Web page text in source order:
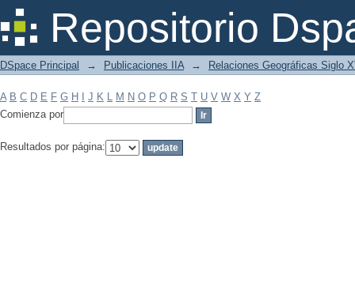
Repositorio
Filtrar por: Materia
DSpace Principal → Publicaciones IIA → Relaciones Geográficas Siglo
A B C D E F G H J K L M N O P Q R S T U V W X Y Z
Comienza por
Resultados por página: